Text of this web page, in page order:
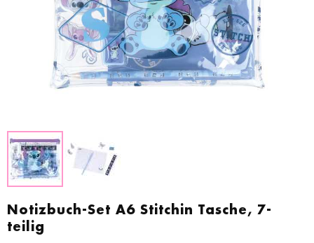
Notizbuch-Set A6 Stitchin Tasche, 7-
teilig
Anfang
der
Bildgalerie